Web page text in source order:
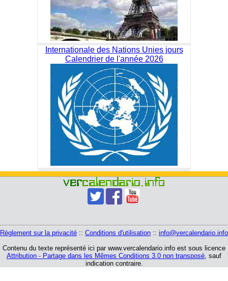
Internationale des Nations Unies jours
Calendrier de l'année 2026
Règlement sur la privacité :: Conditions d'utilisation :: info@vercalendario.info
Contenu du texte représenté ici par www.vercalendario.info est sous licence
Attribution - Partage dans les Mêmes Conditions 3.0 non transposé, sauf
indication contraire.